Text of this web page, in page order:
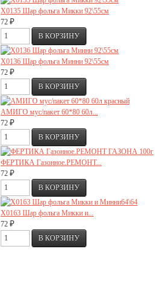
Х0135 Шар фольга Микки 92\55см
72 ₽
Х0136 Шар фольга Минни 92\55см
72 ₽
АМИГО мус/пакет 60*80 60л...
72 ₽
ФЕРТИКА Газонное.РЕМОНТ...
72 ₽
Х0163 Шар фольга Микки и...
72 ₽